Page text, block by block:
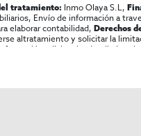
tratamiento: Inmo Olaya S.L,
Envío de información a
elaborar contabilidad, Derechos
altratamiento y solicitar la
adicional y detallada